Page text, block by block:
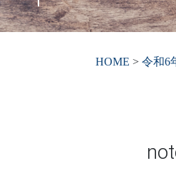
HOME >令和6